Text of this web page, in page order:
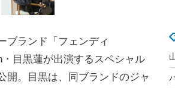
ランド「フェンディ
・目黒蓮が出演するスペシャル
開。目黒は、同ブランドのジャ